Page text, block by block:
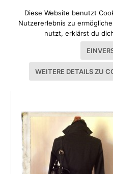
ROCK ROMY
Diese Website benutzt
Nutzererlebnis zu
nutzt, erklärst du
WEITERE DETAILS ZU